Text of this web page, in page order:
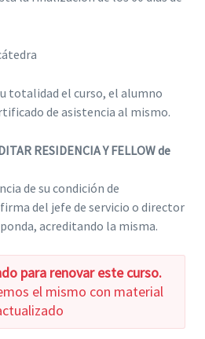
totalidad el curso, el alumno
de asistencia al mismo.
RESIDENCIA Y FELLOW de
de su condición de
del jefe de servicio o director
acreditando la misma.
para renovar este curso.
el mismo con material